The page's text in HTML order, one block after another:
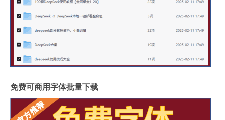
免费可商用字体批量下载